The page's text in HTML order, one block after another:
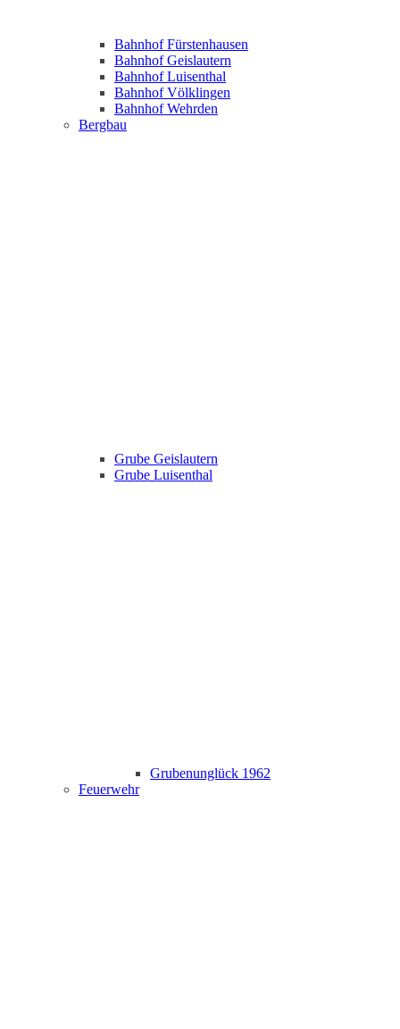
Bahnhof Fürstenhausen
Bahnhof Geislautern
Bahnhof Luisenthal
Bahnhof Völklingen
Bahnhof Wehrden
Bergbau
Grube Geislautern
Grube Luisenthal
Grubenunglück 1962
Feuerwehr